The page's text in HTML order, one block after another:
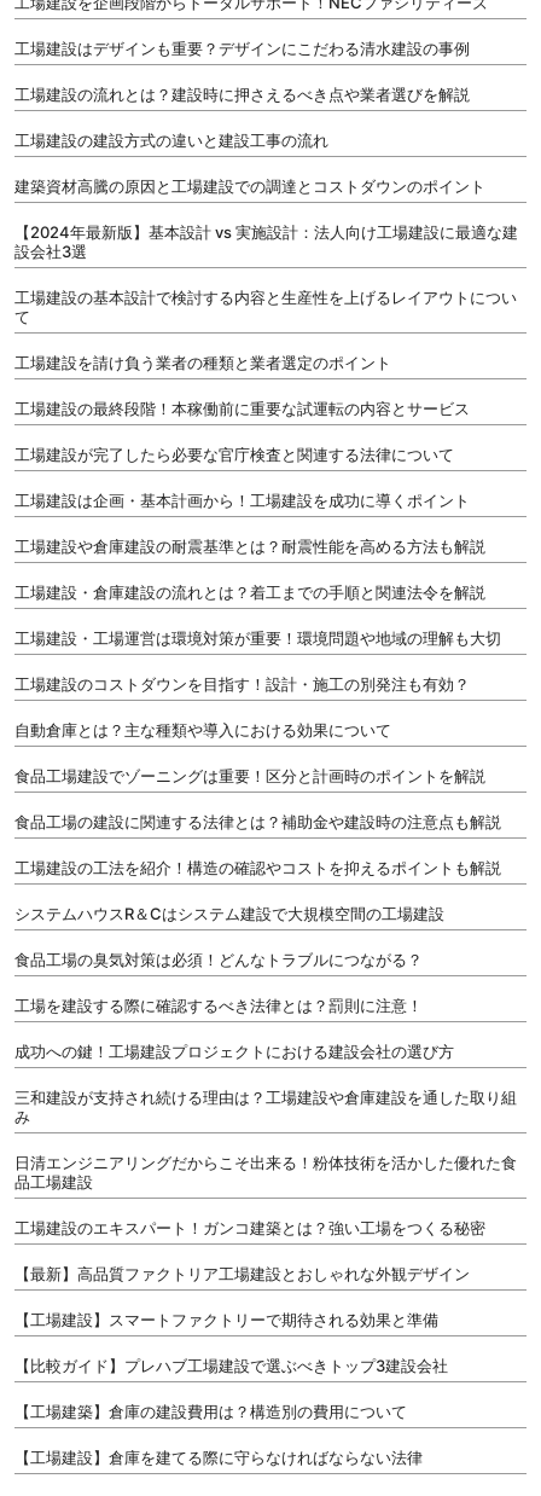
工場建設はデザインも重要？デザインにこだわる清水建設の事例
工場建設の流れとは？建設時に押さえるべき点や業者選びを解説
工場建設の建設方式の違いと建設工事の流れ
建築資材高騰の原因と工場建設での調達とコストダウンのポイント
【2024年最新版】基本設計 vs 実施設計：法人向け工場建設に最適な建
設会社3選
工場建設の基本設計で検討する内容と生産性を上げるレイアウトについ
て
工場建設を請け負う業者の種類と業者選定のポイント
工場建設の最終段階！本稼働前に重要な試運転の内容とサービス
工場建設が完了したら必要な官庁検査と関連する法律について
工場建設は企画・基本計画から！工場建設を成功に導くポイント
工場建設や倉庫建設の耐震基準とは？耐震性能を高める方法も解説
工場建設・倉庫建設の流れとは？着工までの手順と関連法令を解説
工場建設・工場運営は環境対策が重要！環境問題や地域の理解も大切
工場建設のコストダウンを目指す！設計・施工の別発注も有効？
自動倉庫とは？主な種類や導入における効果について
食品工場建設でゾーニングは重要！区分と計画時のポイントを解説
食品工場の建設に関連する法律とは？補助金や建設時の注意点も解説
工場建設の工法を紹介！構造の確認やコストを抑えるポイントも解説
システムハウスR＆Cはシステム建設で大規模空間の工場建設
食品工場の臭気対策は必須！どんなトラブルにつながる？
工場を建設する際に確認するべき法律とは？罰則に注意！
成功への鍵！工場建設プロジェクトにおける建設会社の選び方
三和建設が支持され続ける理由は？工場建設や倉庫建設を通した取り組
み
日清エンジニアリングだからこそ出来る！粉体技術を活かした優れた食
品工場建設
工場建設のエキスパート！ガンコ建築とは？強い工場をつくる秘密
【最新】高品質ファクトリア工場建設とおしゃれな外観デザイン
【工場建設】スマートファクトリーで期待される効果と準備
【比較ガイド】プレハブ工場建設で選ぶべきトップ3建設会社
【工場建築】倉庫の建設費用は？構造別の費用について
【工場建設】倉庫を建てる際に守らなければならない法律